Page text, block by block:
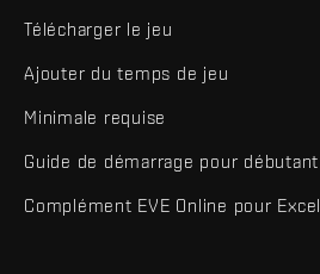
Télécharger le jeu
Ajouter du temps de jeu
Minimale requise
Guide de démarrage pour débutant
Complément EVE Online pour Excel